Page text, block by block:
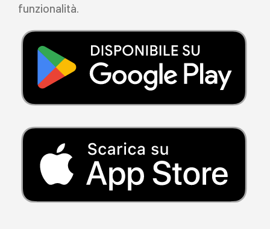
funzionalità.